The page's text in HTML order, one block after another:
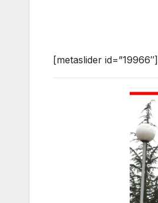
[metaslider id=”19966″]